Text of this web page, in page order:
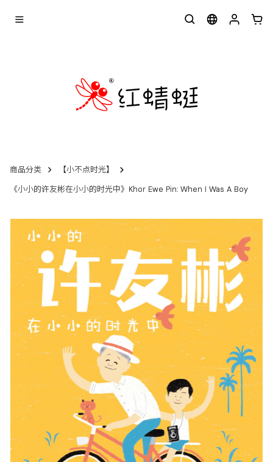
商品分类
【小不点时光】
《小小的许友彬在小小的时光中》Khor Ewe Pin: When I Was A Boy